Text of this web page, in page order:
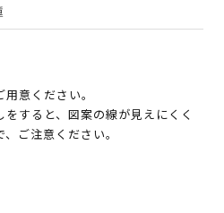
意ください。
すると、図案の線が見えにくく
ご注意ください。